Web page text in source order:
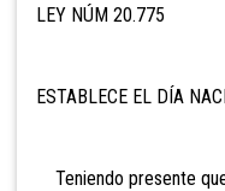
LEY NÚM 20.775
ESTABLECE EL DÍA
Teniendo presente